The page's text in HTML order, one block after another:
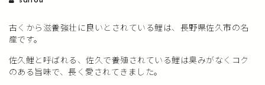
古くから滋養強壮に良いとされている鯉は、長野県佐久市の名
産です。
佐久鯉と呼ばれる、佐久で養殖されている鯉は臭みがなくコク
のある旨味で、長く愛されてきました。